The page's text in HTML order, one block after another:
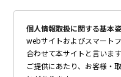
個人情報取扱に関する基本
webサイトおよびスマート
合わせて本サイトと言いま
ご提供にあたり、お客様・